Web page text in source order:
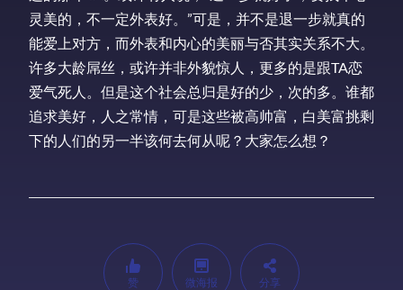
灵美的，不一定外表好。”可是，并不是退一步就真的
能爱上对方，而外表和内心的美丽与否其实关系不大。
许多大龄屌丝，或许并非外貌惊人，更多的是跟TA恋
爱气死人。但是这个社会总归是好的少，次的多。谁都
追求美好，人之常情，可是这些被高帅富，白美富挑剩
下的人们的另一半该何去何从呢？大家怎么想？
赞 微海报 分享